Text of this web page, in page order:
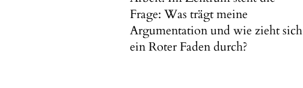
Frage: Was trägt meine
Argumentation und wie zieht sich
ein Roter Faden durch?